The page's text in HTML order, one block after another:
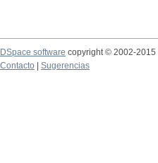
DSpace software copyright © 2002-2015
Contacto
Sugerencias